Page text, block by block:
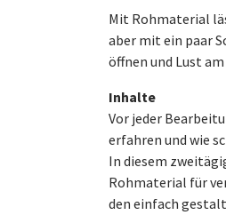
Mit Rohmaterial
aber mit ein paar
öffnen und Lust
Inhalte
Vor jeder
erfahren und wie
In diesem
Rohmaterial für
den einfach